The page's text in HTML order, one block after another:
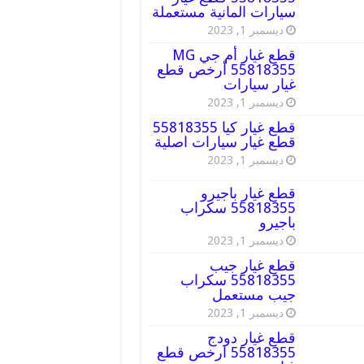
سيارات المانية مستعملة
ديسمبر 1, 2023
قطع غيار أم جي MG
55818355 أرخص قطع
غيار سيارات
ديسمبر 1, 2023
قطع غيار كيا 55818355
قطع غيار سيارات اصلية
ديسمبر 1, 2023
قطع غيار باجيرو
55818355 سكراب
باجيرو
ديسمبر 1, 2023
قطع غيار جيب
55818355 سكراب
جيب مستعمل
ديسمبر 1, 2023
قطع غيار دودج
55818355 ارخص قطع